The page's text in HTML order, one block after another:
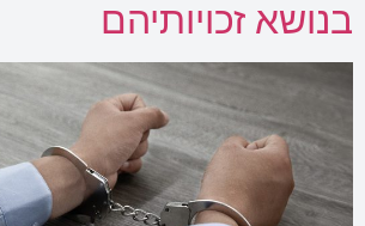
בנושא זכויותיהם